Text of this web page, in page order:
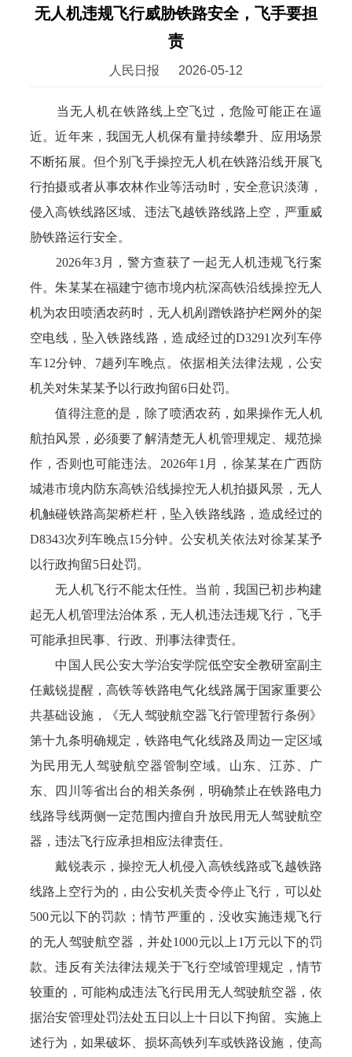
无人机违规飞行威胁铁路安全，飞手要担
责
人民日报 2026-05-12
当无人机在铁路线上空飞过，危险可能正在逼
近。近年来，我国无人机保有量持续攀升、应用场景
不断拓展。但个别飞手操控无人机在铁路沿线开展飞
行拍摄或者从事农林作业等活动时，安全意识淡薄，
侵入高铁线路区域、违法飞越铁路线路上空，严重威
胁铁路运行安全。
2026年3月，警方查获了一起无人机违规飞行案
件。朱某某在福建宁德市境内杭深高铁沿线操控无人
机为农田喷洒农药时，无人机剐蹭铁路护栏网外的架
空电线，坠入铁路线路，造成经过的D3291次列车停
车12分钟、7趟列车晚点。依据相关法律法规，公安
机关对朱某某予以行政拘留6日处罚。
值得注意的是，除了喷洒农药，如果操作无人机
航拍风景，必须要了解清楚无人机管理规定、规范操
作，否则也可能违法。2026年1月，徐某某在广西防
城港市境内防东高铁沿线操控无人机拍摄风景，无人
机触碰铁路高架桥栏杆，坠入铁路线路，造成经过的
D8343次列车晚点15分钟。公安机关依法对徐某某予
以行政拘留5日处罚。
无人机飞行不能太任性。当前，我国已初步构建
起无人机管理法治体系，无人机违法违规飞行，飞手
可能承担民事、行政、刑事法律责任。
中国人民公安大学治安学院低空安全教研室副主
任戴锐提醒，高铁等铁路电气化线路属于国家重要公
共基础设施，《无人驾驶航空器飞行管理暂行条例》
第十九条明确规定，铁路电气化线路及周边一定区域
为民用无人驾驶航空器管制空域。山东、江苏、广
东、四川等省出台的相关条例，明确禁止在铁路电力
线路导线两侧一定范围内擅自升放民用无人驾驶航空
器，违法飞行应承担相应法律责任。
戴锐表示，操控无人机侵入高铁线路或飞越铁路
线路上空行为的，由公安机关责令停止飞行，可以处
500元以下的罚款；情节严重的，没收实施违规飞行
的无人驾驶航空器，并处1000元以上1万元以下的罚
款。违反有关法律法规关于飞行空域管理规定，情节
较重的，可能构成违法飞行民用无人驾驶航空器，依
据治安管理处罚法处五日以上十日以下拘留。实施上
述行为，如果破坏、损坏高铁列车或铁路设施，使高